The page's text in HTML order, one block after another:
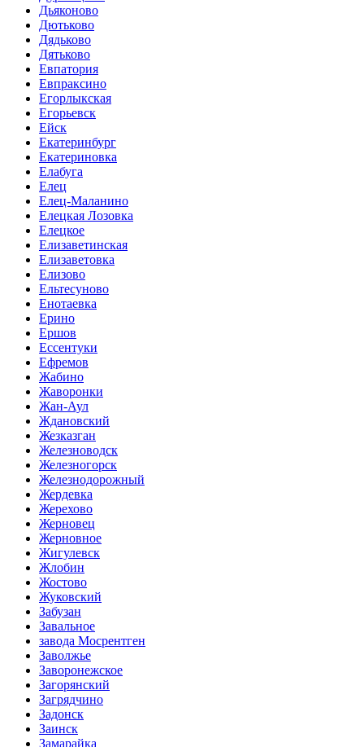
Дьяконово
Дютьково
Дядьково
Дятьково
Евпатория
Евпраксино
Егорлыкская
Егорьевск
Ейск
Екатеринбург
Екатериновка
Елабуга
Елец
Елец-Маланино
Елецкая Лозовка
Елецкое
Елизаветинская
Елизаветовка
Елизово
Ельтесуново
Енотаевка
Ерино
Ершов
Ессентуки
Ефремов
Жабино
Жаворонки
Жан-Аул
Ждановский
Жезказган
Железноводск
Железногорск
Железнодорожный
Жердевка
Жерехово
Жерновец
Жерновное
Жигулевск
Жлобин
Жостово
Жуковский
Забузан
Завальное
завода Мосрентген
Заволжье
Заворонежское
Загорянский
Загрядчино
Задонск
Заинск
Замарайка